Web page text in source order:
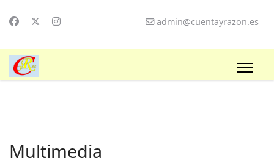
admin@cuentayrazon.es
Multimedia